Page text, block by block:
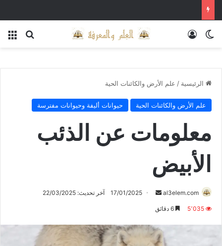
بحث الوضع المظلمتسجيل الدخول
الرئيسية / علم الأرض والكائنات الحية
علم الأرض والكائنات الحية حيوانات أليفة وحيوانات مفترسة
معلومات عن الذئب
الأبيض
al3elem.com
أرسل 17/01/2025 آخر تحديث: 22/03/2025
5٬035